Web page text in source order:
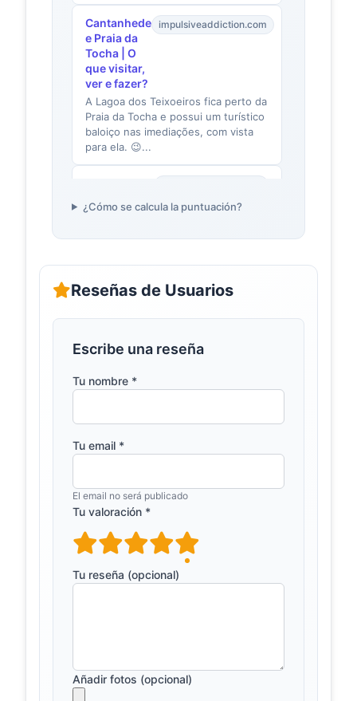
Cantanhede
e Praia da
Tocha | O
que visitar,
ver e fazer?
impulsiveaddiction.com
A Lagoa dos Teixoeiros fica perto da
Praia da Tocha e possui um turístico
baloiço nas imediações, com vista
para ela. 😉...
Coadiçais (
) | Trilhos &
fica localizado em:Rua Principal,
Cantanhede, distrito de Co...
Roteiro
Febres
Baloiço encontrado junto à Lagoa
atrativos da freguesia de Febres.
LAGOA DOS
Município de Cantanhede · A Lagoa
dos Coadiçais, localizada na
de cerca de 3 hectares,...
História -
Junta de
freguesiadefebres.pt
patrimoniais de índole natural,
¿Cómo se calcula la puntuación?
Reseñas de Usuarios
Escribe una reseña
Tu nombre *
Tu email *
El email no será publicado
Tu valoración *
Tu reseña (opcional)
Añadir fotos (opcional)